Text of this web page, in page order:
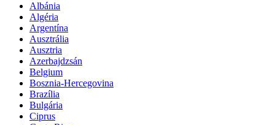
Albánia
Algéria
Argentína
Ausztrália
Ausztria
Azerbajdzsán
Belgium
Bosznia-Hercegovina
Brazília
Bulgária
Ciprus